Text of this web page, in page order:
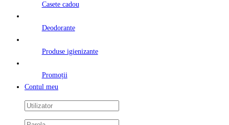
Casete cadou
Deodorante
Produse igienizante
Promoții
Contul meu